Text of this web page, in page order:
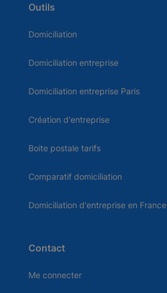
Outils
Domiciliation
Domiciliation entreprise
Domiciliation entreprise Paris
Création d'entreprise
Boite postale tarifs
Comparatif domiciliation
Domiciliation d'entreprise en France
Contact
Me connecter